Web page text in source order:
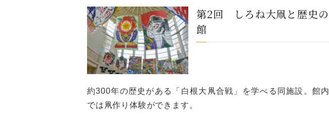
第2回 しろね大凧と歴史の
館
約300年の歴史がある「白根大凧合戦」を学べる同施設。館内
では凧作り体験ができます。